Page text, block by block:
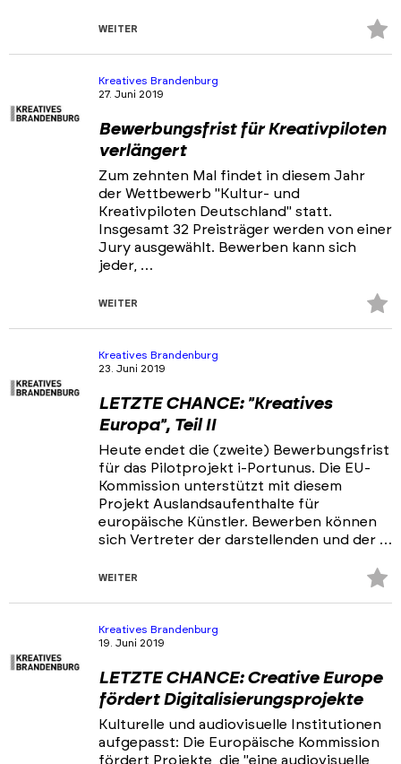
WEITER
Kreatives Brandenburg
27. Juni 2019
Bewerbungsfrist für Kreativpiloten
verlängert
Zum zehnten Mal findet in diesem Jahr
der Wettbewerb "Kultur- und
Kreativpiloten Deutschland" statt.
Insgesamt 32 Preisträger werden von einer
Jury ausgewählt. Bewerben kann sich
jeder, …
WEITER
Kreatives Brandenburg
23. Juni 2019
LETZTE CHANCE: "Kreatives
Europa", Teil II
Heute endet die (zweite) Bewerbungsfrist
für das Pilotprojekt i-Portunus. Die EU-
Kommission unterstützt mit diesem
Projekt Auslandsaufenthalte für
europäische Künstler. Bewerben können
sich Vertreter der darstellenden und der …
WEITER
Kreatives Brandenburg
19. Juni 2019
LETZTE CHANCE: Creative Europe
fördert Digitalisierungsprojekte
Kulturelle und audiovisuelle Institutionen
aufgepasst: Die Europäische Kommission
fördert Projekte, die "eine audiovisuelle